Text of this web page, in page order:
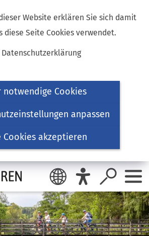
Website erklären Sie sich damit
diese Seite Cookies verwendet.
Datenschutzerklärung
notwendige Cookies
anpassen
Cookies akzeptieren